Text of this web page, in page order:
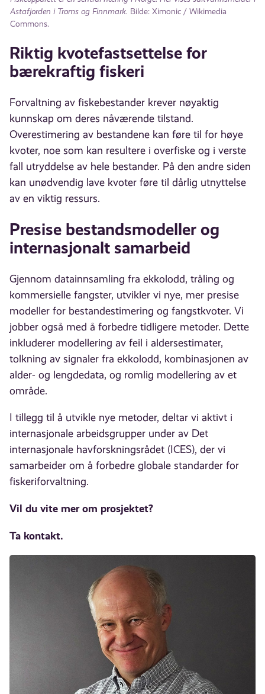
Astafjorden i Troms og Finnmark. Bilde: Ximonic / Wikimedia
Commons.
Riktig kvotefastsettelse for
bærekraftig fiskeri
Forvaltning av fiskebestander krever nøyaktig
kunnskap om deres nåværende tilstand.
Overestimering av bestandene kan føre til for høye
kvoter, noe som kan resultere i overfiske og i verste
fall utryddelse av hele bestander. På den andre siden
kan unødvendig lave kvoter føre til dårlig utnyttelse
av en viktig ressurs.
Presise bestandsmodeller og
internasjonalt samarbeid
Gjennom datainnsamling fra ekkolodd, tråling og
kommersielle fangster, utvikler vi nye, mer presise
modeller for bestandestimering og fangstkvoter. Vi
jobber også med å forbedre tidligere metoder. Dette
inkluderer modellering av feil i aldersestimater,
tolkning av signaler fra ekkolodd, kombinasjonen av
alder- og lengdedata, og romlig modellering av et
område.
I tillegg til å utvikle nye metoder, deltar vi aktivt i
internasjonale arbeidsgrupper under av Det
internasjonale havforskningsrådet (ICES), der vi
samarbeider om å forbedre globale standarder for
fiskeriforvaltning.
Vil du vite mer om prosjektet?
Ta kontakt.